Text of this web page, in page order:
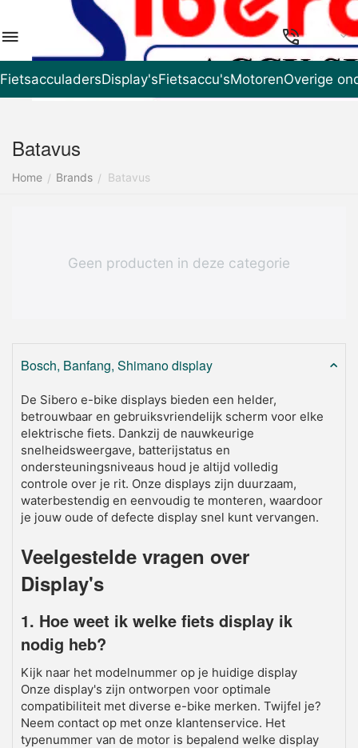
NL
FietsacculadersDisplay'sFietsaccu'sMotorenOverige
Batavus
Home / Brands / Batavus
Bosch, Banfang, Shimano display
De Sibero e-bike displays bieden een helder,
betrouwbaar en gebruiksvriendelijk scherm voor elke
elektrische fiets. Dankzij de nauwkeurige
snelheidsweergave, batterijstatus en
ondersteuningsniveaus houd je altijd volledig
controle over je rit. Onze displays zijn duurzaam,
waterbestendig en eenvoudig te monteren, waardoor
je jouw oude of defecte display snel kunt vervangen.
Veelgestelde vragen over
Display's
1. Hoe weet ik welke fiets display ik
nodig heb?
Kijk naar het modelnummer op je huidige display
Onze display's zijn ontworpen voor optimale
compatibiliteit met diverse e-bike merken. Twijfel je?
Neem contact op met onze klantenservice. Het
typenummer van de motor is bepalend welke display
Geen producten in deze categorie